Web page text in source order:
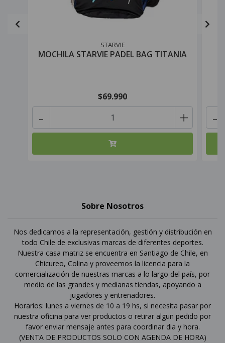
STARVIE
MOCHILA STARVIE PADEL BAG TITANIA
$69.990
+
- -
Sobre Nosotros
Nos dedicamos a la representación, gestión y distribución en
todo Chile de exclusivas marcas de diferentes deportes.
Nuestra casa matriz se encuentra en Santiago de Chile, en
Chicureo, Colina y proveemos la licencia para la
comercialización de nuestras marcas a lo largo del país, por
medio de las grandes y medianas tiendas, apoyando a
jugadores y entrenadores.
Horarios: lunes a viernes de 10 a 19 hs, si necesita pasar por
nuestra oficina para ver productos o retirar algun pedido por
favor enviar mensaje antes para coordinar dia y hora.
(VENTA DE PRODUCTOS SOLO CON AGENDA DE HORA)